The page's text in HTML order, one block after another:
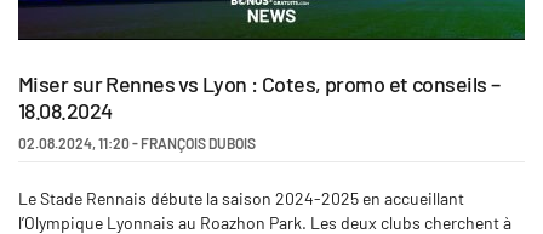
Miser sur Rennes vs Lyon : Cotes, promo et conseils –
18.08.2024
02.08.2024,11:20- FRANÇOIS DUBOIS
Le Stade Rennais débute la saison 2024-2025 en accueillant
l’Olympique Lyonnais au Roazhon Park. Les deux clubs cherchent à